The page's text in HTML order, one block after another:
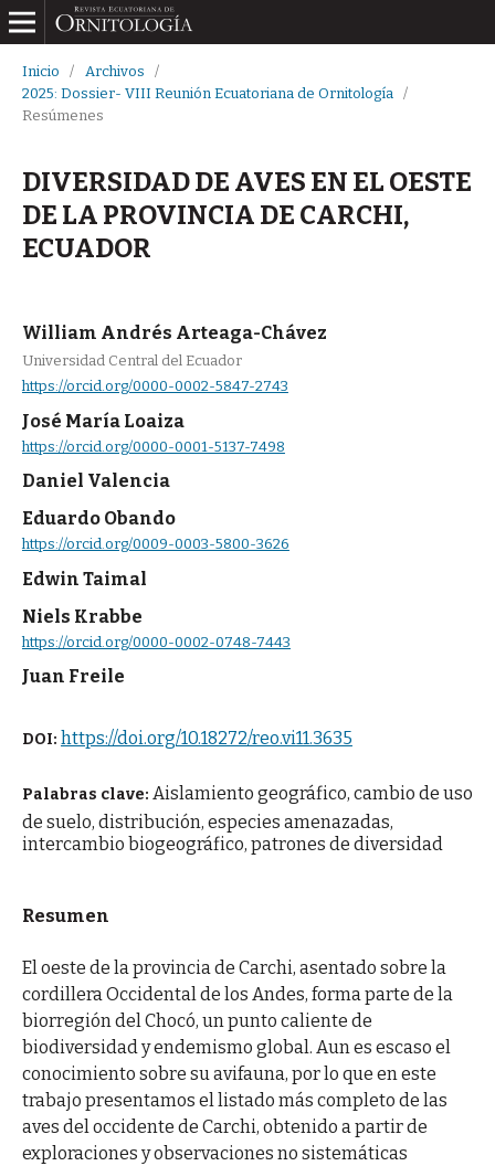
Inicio / Archivos
/
2025: Dossier- VIII Reunión Ecuatoriana de Ornitología
/
Resúmenes
DIVERSIDAD DE AVES EN EL OESTE
DE LA PROVINCIA DE CARCHI,
ECUADOR
William Andrés Arteaga-Chávez
Universidad Central del Ecuador
https://orcid.org/0000-0002-5847-2743
José María Loaiza
https://orcid.org/0000-0001-5137-7498
Daniel Valencia
Eduardo Obando
https://orcid.org/0009-0003-5800-3626
Edwin Taimal
Niels Krabbe
https://orcid.org/0000-0002-0748-7443
Juan Freile
DOI: https://doi.org/10.18272/reo.vi11.3635
Palabras clave: Aislamiento geográfico, cambio de uso
de suelo, distribución, especies amenazadas,
intercambio biogeográfico, patrones de diversidad
Resumen
El oeste de la provincia de Carchi, asentado sobre la
cordillera Occidental de los Andes, forma parte de la
biorregión del Chocó, un punto caliente de
biodiversidad y endemismo global. Aun es escaso el
conocimiento sobre su avifauna, por lo que en este
trabajo presentamos el listado más completo de las
aves del occidente de Carchi, obtenido a partir de
exploraciones y observaciones no sistemáticas